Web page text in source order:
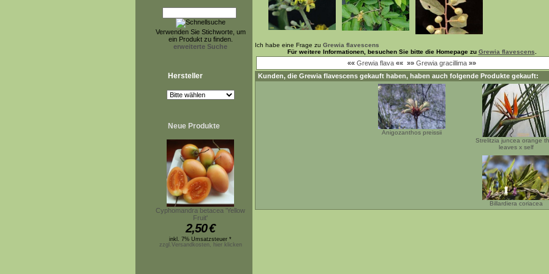
Verwenden Sie Stichworte, um
ein Produkt zu finden.
erweiterte Suche
Hersteller
Neue Produkte
Cyphomandra betacea 'Yellow
Fruit'
2,50€
inkl. 7% Umsatzsteuer *
zzgl.Versandkosten, hier klicken
Ich habe eine Frage zu Grewia flavescens
Für weitere Informationen, besuchen Sie bitte die Homepage zu Grewia flavescens
«« Grewia flava «« »» Grewia gracillima »»
Kunden, die Grewia flavescens gekauft haben, haben auch folgende Produkte gekauft:
Anigozanthos preissii
Strelitzia juncea orange
leaves x self
Billardiera coriacea